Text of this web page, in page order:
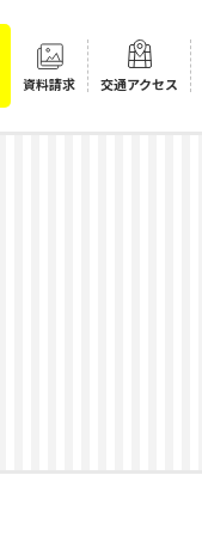
資料請求 交通アクセス